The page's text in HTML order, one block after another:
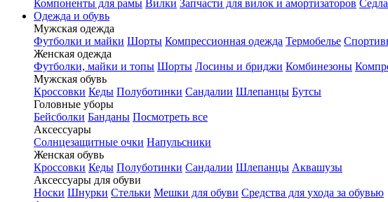
Компоненты для рамы Вилки Запчасти для вилок и амортизаторов Седла
Одежда и обувь
Мужская одежда
Футболки и майки Шорты Компрессионная одежда Термобелье
Женская одежда
Футболки, майки и топы Шорты Лосины и бриджи Комбинезоны
Мужская обувь
Кроссовки Кеды Полуботинки Сандалии Шлепанцы Бутсы
Головные уборы
Бейсболки Банданы Посмотреть все
Аксессуары
Солнцезащитные очки Напульсники
Женская обувь
Кроссовки Кеды Полуботинки Сандалии Шлепанцы Аквашузы
Аксессуары для обуви
Носки Шнурки Стельки Мешки для обуви Средства для ухода за обувью